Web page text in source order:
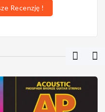
Recenzję !